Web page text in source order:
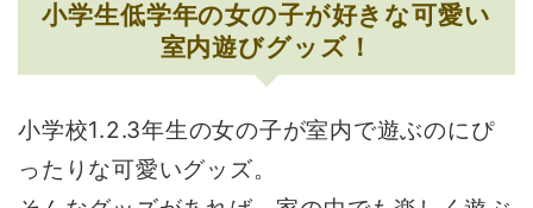
小学生低学年の女の子が好きな可愛い
室内遊びグッズ！
小学校1.2.3年生の女の子が室内で遊ぶのにぴ
ったりな可愛いグッズ。